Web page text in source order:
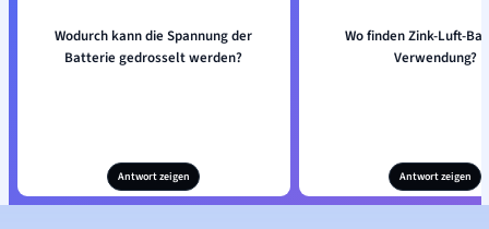
Wodurch kann die Spannung der
Batterie gedrosselt werden?
Antwort zeigen
Wo finden Zink-Luft-
Verwendung?
Antwort zeigen